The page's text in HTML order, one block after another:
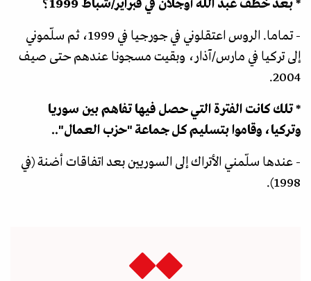
* بعد خطف عبد الله أوجلان في فبراير/شباط 1999؟
- تماما. الروس اعتقلوني في جورجيا في 1999، ثم سلّموني
إلى تركيا في مارس/آذار، وبقيت مسجونا عندهم حتى صيف
2004.
* تلك كانت الفترة التي حصل فيها تفاهم بين سوريا
وتركيا، وقاموا بتسليم كل جماعة "حزب العمال"..
- عندها سلّمني الأتراك إلى السوريين بعد اتفاقات أضنة (في
1998).